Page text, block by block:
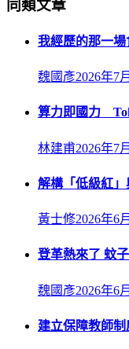
同類文章
我經歷的那一
魏國彥2026年7
算力即國力
林建甫2026年7
解構「低級紅
黃士修2026年6
登革熱來了 蚊
魏國彥2026年6
建立保障教師制